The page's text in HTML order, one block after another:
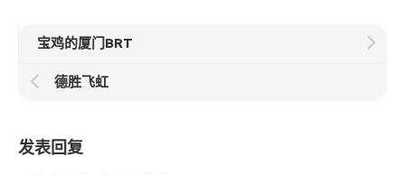
宝鸡的厦门BRT
德胜飞虹
发表回复